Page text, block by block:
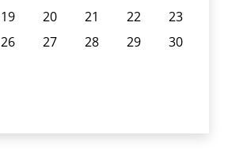
19 20 21 22
23
26 27 28 29
30